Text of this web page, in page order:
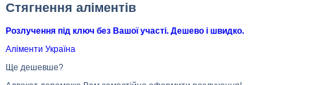
Стягнення аліментів
Розлучення під ключ без Вашої участі. Дешево і швидко.
Аліменти Україна
Ще дешевше?